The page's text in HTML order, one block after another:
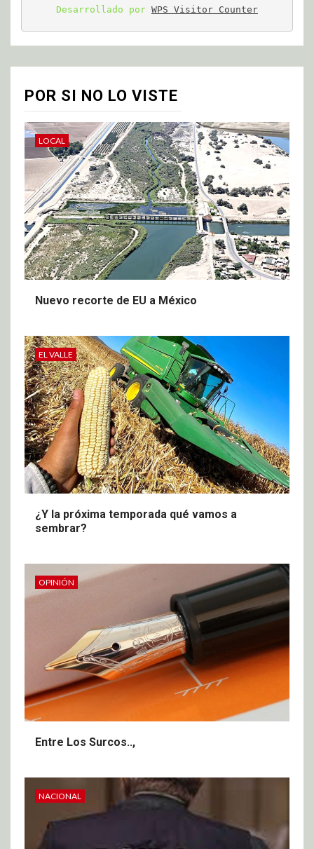
Desarrollado por WPS Visitor Counter
POR SI NO LO VISTE
LOCAL
Nuevo recorte de EU a México
EL VALLE
¿Y la próxima temporada qué vamos a
sembrar?
OPINIÓN
Entre Los Surcos..,
NACIONAL